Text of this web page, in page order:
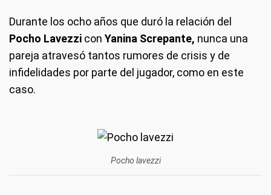
Durante los ocho años que duró la relación del
Pocho Lavezzi con Yanina Screpante, nunca una
pareja atravesó tantos rumores de crisis y de
infidelidades por parte del jugador, como en este
caso.
Pocho lavezzi